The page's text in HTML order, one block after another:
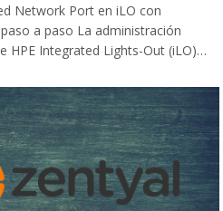
Network Port en iLO con
paso a paso La administración
HPE Integrated Lights-Out (iLO)…